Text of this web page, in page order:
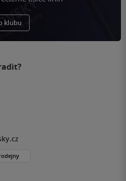
klubu